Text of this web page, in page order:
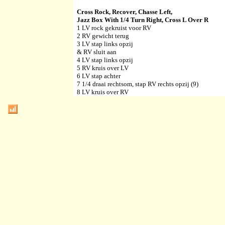
Cross Rock, Recover, Chasse Left,
Jazz Box With 1/4 Turn Right, Cross L Over R
1 LV rock gekruist voor RV
2 RV gewicht terug
3 LV stap links opzij
& RV sluit aan
4 LV stap links opzij
5 RV kruis over LV
6 LV stap achter
7 1/4 draai rechtsom, stap RV rechts opzij (9)
8 LV kruis over RV